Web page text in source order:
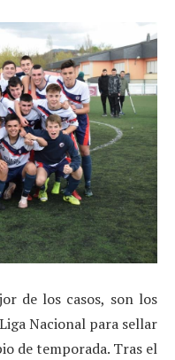
de los casos, son los
Nacional para sellar
de temporada. Tras el